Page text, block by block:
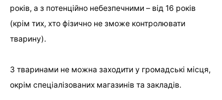
років, а з потенційно небезпечними – від 16 років
(крім тих, хто фізично не зможе контролювати
тварину).
З тваринами не можна заходити у громадські місця,
окрім спеціалізованих магазинів та закладів.